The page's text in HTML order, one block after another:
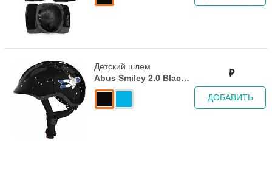
Детский шлем
Abus Smiley 2.0 Black
Space
₽
ДОБАВИТЬ